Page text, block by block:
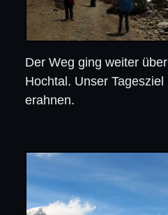
Der Weg ging weiter
Hochtal. Unser
erahnen.